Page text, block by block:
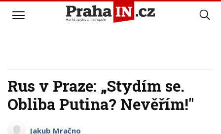
Rus v Praze: „Stydím se.
Obliba Putina? Nevěřím!"
Jakub Mračno